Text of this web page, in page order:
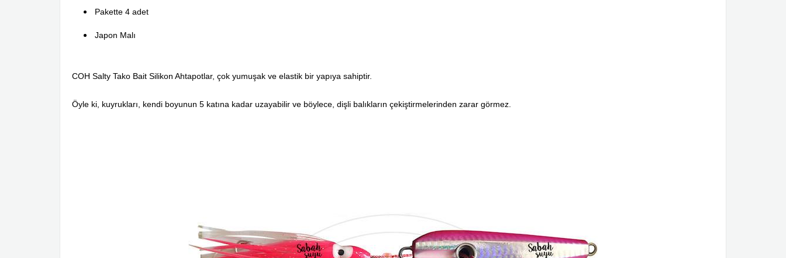
Pakette 4 adet
Japon Malı
COH Salty Tako Bait Silikon Ahtapotlar, çok yumuşak ve elastik bir yapıya sahiptir.
Öyle ki, kuyrukları, kendi boyunun 5 katına kadar uzayabilir ve böylece, dişli balıkların çekiştirmelerinden zarar görmez.